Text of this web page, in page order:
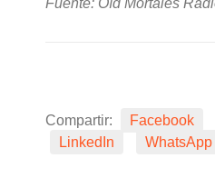
Compartir: Facebook
LinkedIn
WhatsApp